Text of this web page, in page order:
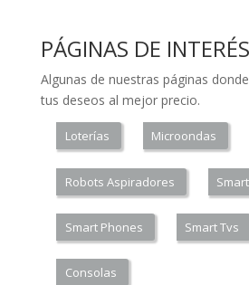
PÁGINAS DE INTERÉS
Algunas de nuestras páginas
tus deseos al mejor precio.
Loterías Microondas
Robots Aspiradores
Smart Phones Smart Tvs
Consolas